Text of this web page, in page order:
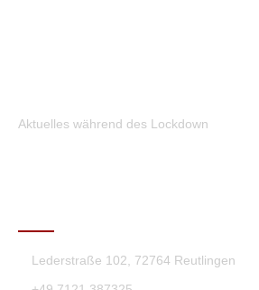
Aktuelles während des Lockdown
Lederstraße 102, 72764 Reutlingen